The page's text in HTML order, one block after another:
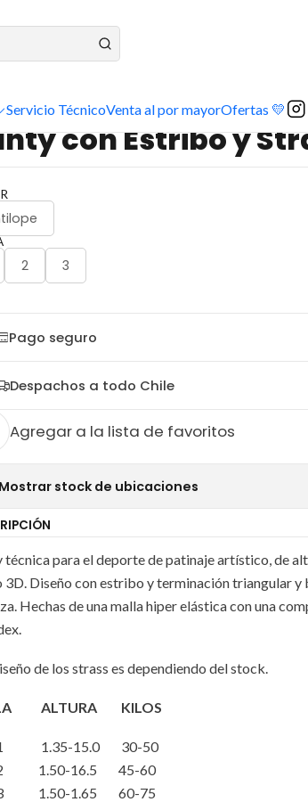
Servicio TécnicoVenta al por mayorOfertas 💛
con Estribo y Strass al detalle
con Estribo y
2 3
Pago seguro
Despachos a todo Chile
Agregar a la lista de favoritos
Mostrar stock de ubicaciones
técnica para el deporte de patinaje artístico, de
3D. Diseño con estribo y terminación triangular
Hechas de una malla hiper elástica con una
de los strass es dependiendo del stock.
ALTURA KILOS
1.35-15.0 30-50
1.50-16.5 45-60
1.50-1.65 60-75